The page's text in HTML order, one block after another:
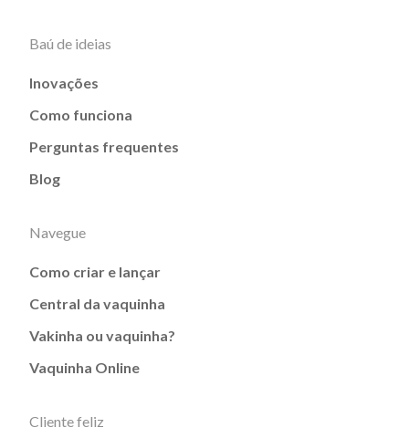
Baú de ideias
Inovações
Como funciona
Perguntas frequentes
Blog
Navegue
Como criar e lançar
Central da vaquinha
Vakinha ou vaquinha?
Vaquinha Online
Cliente feliz